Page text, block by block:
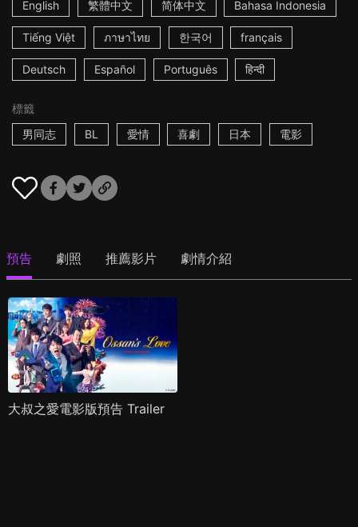
English
繁體中文 简体中文 Bahasa Indonesia
Tiếng Việt ภาษาไทย 한국어 français
Deutsch Español Português हिन्दी
標籤
男同志
BL 愛情 喜劇 日本 電影
預告 劇照 推薦影片 劇情介紹
大叔之愛電影版預告 Trailer